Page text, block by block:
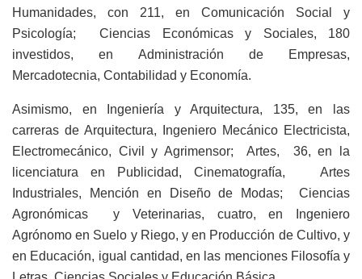
Humanidades, con 211, en Comunicación Social y
Psicología; Ciencias Económicas y Sociales, 180
investidos, en Administración de Empresas,
Mercadotecnia, Contabilidad y Economía.
Asimismo, en Ingeniería y Arquitectura, 135, en las
carreras de Arquitectura, Ingeniero Mecánico Electricista,
Electromecánico, Civil y Agrimensor; Artes, 36, en la
licenciatura en Publicidad, Cinematografía, Artes
Industriales, Mención en Diseño de Modas; Ciencias
Agronómicas y Veterinarias, cuatro, en Ingeniero
Agrónomo en Suelo y Riego, y en Producción de Cultivo, y
en Educación, igual cantidad, en las menciones Filosofía y